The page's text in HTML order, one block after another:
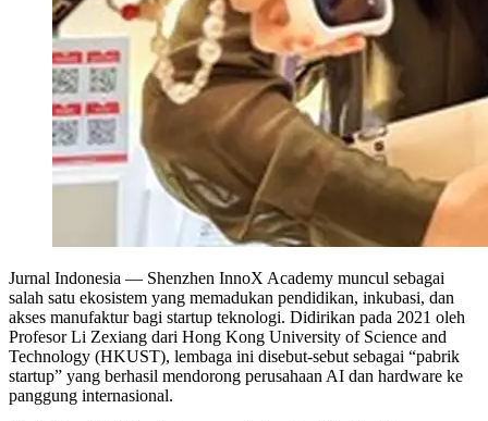
Jurnal Indonesia — Shenzhen InnoX Academy muncul sebagai
salah satu ekosistem yang memadukan pendidikan, inkubasi, dan
akses manufaktur bagi startup teknologi. Didirikan pada 2021 oleh
Profesor Li Zexiang dari Hong Kong University of Science and
Technology (HKUST), lembaga ini disebut-sebut sebagai “pabrik
startup” yang berhasil mendorong perusahaan AI dan hardware ke
panggung internasional.